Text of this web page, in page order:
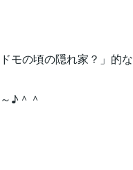
モの頃の隠れ家？」的な
♪＾＾